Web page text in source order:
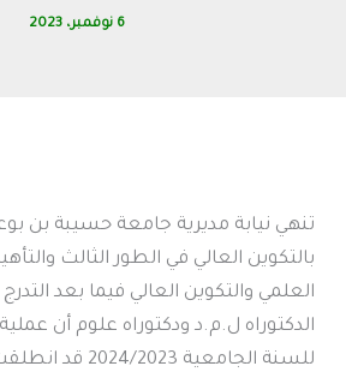
6 نوفمبر، 2023
تنهي نيابة مديرية جامعة حسيبة بن
بالتكوين العالي في الطور الثالث
العلمي والتكوين العالي فيما بعد
الدكتوراه ل.م.د ودكتوراه علوم أن